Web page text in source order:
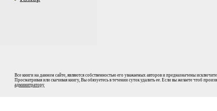
Все книги на данном сайте, являются собственностью его уважаемых авторов и предназначены
Просматривая или скачивая книгу, Вы обязуетесь в течении суток удалить ее. Если вы желаете чтоб
админитратору